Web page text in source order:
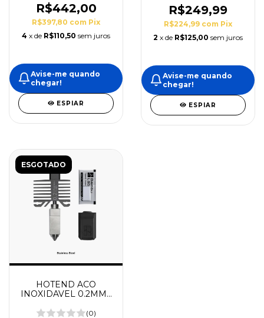
R$442,00
R$397,80 com Pix
4 x de R$110,50 sem juros
Avise-me quando
chegar!
ESPIAR
R$249,99
R$224,99 com Pix
2 x de R$125,00 sem juros
Avise-me quando
chegar!
ESPIAR
ESGOTADO
HOTEND ACO
INOXIDAVEL 0.2MM -
(0)